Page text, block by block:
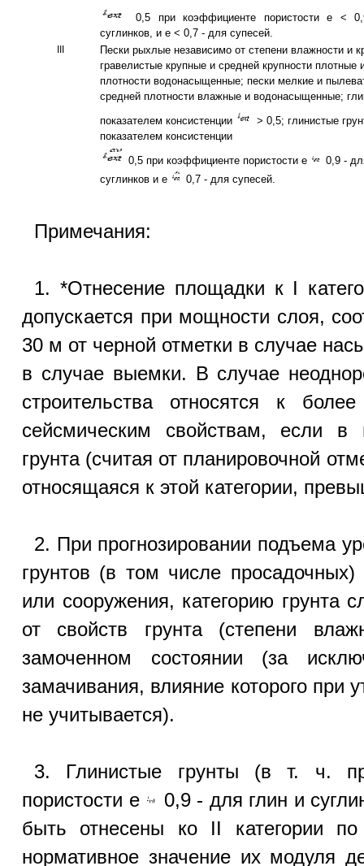
0,5 при коэффициенте пористости е <
суглинков, и е < 0,7 - для супесей.
Пески рыхлые независимо от степени влажности и
гравелистые крупные и средней крупности плотные
плотности водонасыщенные; пески мелкие и
средней плотности влажные и водонасыщенные;
показателем консистенции
> 0,5; глинистые
показателем консистенции
0,5 при коэффициенте пористости е
0,9 -
суглинков и е
0,7 - для супесей.
Примечания:
1. *Отнесение площадки к I
допускается при мощности слоя,
30 м от черной отметки в случае
в случае выемки. В случае
строительства относятся к
сейсмическим свойствам, если в
грунта (считая от планировочной
относящаяся к этой категории,
2. При прогнозировании подъема
грунтов (в том числе
или сооружения, категорию грунта
от свойств грунта (степени
замоченном состоянии (за
замачивания, влияние которого при
не учитывается).
3. Глинистые грунты (в т. ч.
пористости е
0,9 - для глин и
быть отнесены ко II категории
нормативное значение их модуля